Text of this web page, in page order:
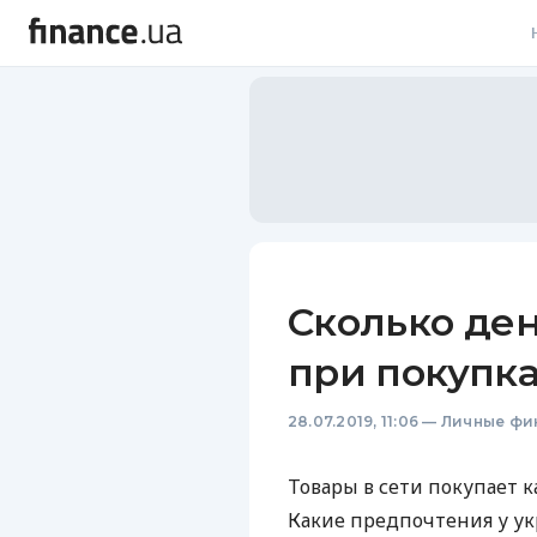
Сколько
при
28.07.2019, 11:06 — Личные
Товары в сети покупает
Какие предпочтения у